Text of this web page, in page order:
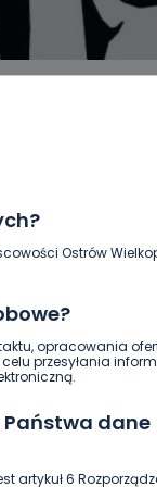
Ostrów
opracowania
przesyłania
dane
artykuł 6
ŚWIĘTYCH